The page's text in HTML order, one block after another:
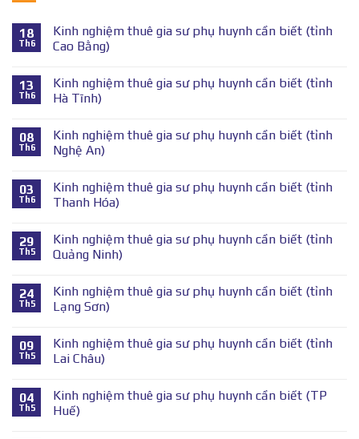
18
Th6
Kinh nghiệm thuê gia sư phụ huynh cần biết (tỉnh
Cao Bằng)
13
Th6
Kinh nghiệm thuê gia sư phụ huynh cần biết (tỉnh
Hà Tĩnh)
08
Th6
Kinh nghiệm thuê gia sư phụ huynh cần biết (tỉnh
Nghệ An)
03
Th6
Kinh nghiệm thuê gia sư phụ huynh cần biết (tỉnh
Thanh Hóa)
29
Th5
Kinh nghiệm thuê gia sư phụ huynh cần biết (tỉnh
Quảng Ninh)
24
Th5
Kinh nghiệm thuê gia sư phụ huynh cần biết (tỉnh
Lạng Sơn)
09
Th5
Kinh nghiệm thuê gia sư phụ huynh cần biết (tỉnh
Lai Châu)
04
Th5
Kinh nghiệm thuê gia sư phụ huynh cần biết (TP
Huế)